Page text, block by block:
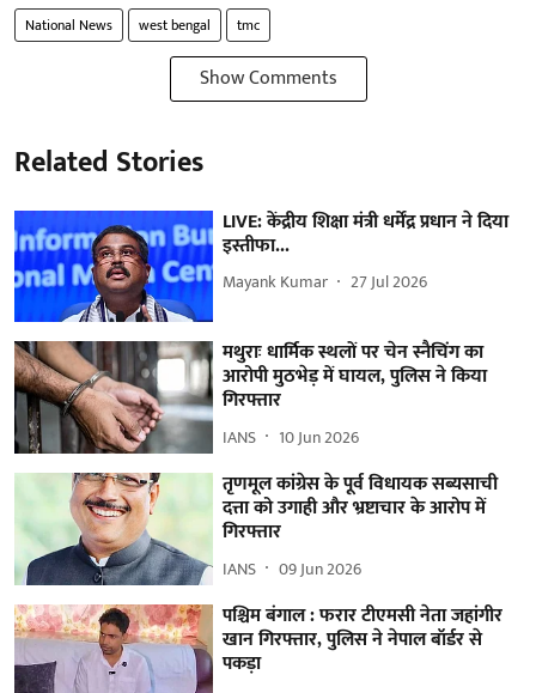
National News west bengal tmc
Show Comments
Related Stories
LIVE: केंद्रीय शिक्षा मंत्री धर्मेंद्र प्रधान ने दिया
इस्तीफा...
Mayank Kumar 27 Jul 2026
मथुराः धार्मिक स्थलों पर चेन स्नैचिंग का
आरोपी मुठभेड़ में घायल, पुलिस ने किया
गिरफ्तार
IANS 10 Jun 2026
तृणमूल कांग्रेस के पूर्व विधायक सब्यसाची
दत्ता को उगाही और भ्रष्टाचार के आरोप में
गिरफ्तार
IANS 09 Jun 2026
पश्चिम बंगाल : फरार टीएमसी नेता जहांगीर
खान गिरफ्तार, पुलिस ने नेपाल बॉर्डर से
पकड़ा